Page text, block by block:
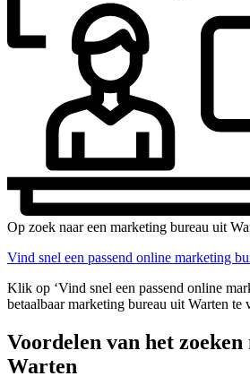
Op zoek naar een marketing bureau uit
Vind snel een passend online marketing
Klik op ‘Vind snel een passend online
betaalbaar marketing bureau uit Warten te
Voordelen van het
Warten